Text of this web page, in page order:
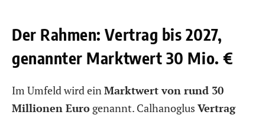
Der Rahmen: Vertrag bis 2027,
genannter Marktwert 30 Mio. €
Im Umfeld wird einMarktwert von rund 30
Millionen Euro genannt. Calhanoglus Vertrag